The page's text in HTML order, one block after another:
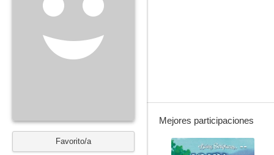
Favorito/a
Mejores participaciones
--